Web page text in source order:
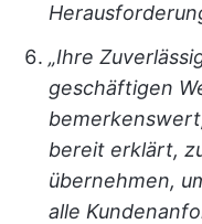
„Ihre
geschäftigen
bereit erklärt,
übernehmen,
alle